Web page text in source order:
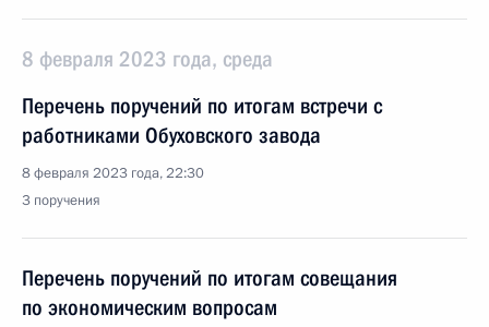
8 февраля 2023 года, среда
Перечень поручений по итогам встречи c
работниками Обуховского завода
8 февраля 2023 года, 22:30
3 поручения
Перечень поручений по итогам совещания
по экономическим вопросам